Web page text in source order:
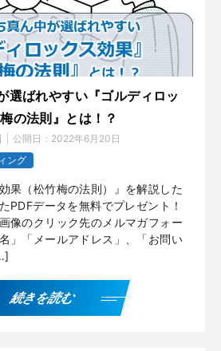
選ばれやすい『ゴルディロッ
の法則』とは！？
公開日： 2022年6月20日
ング
果（松竹梅の法則）』を解説した
PDFデータを無料でプレゼント！
像のクリック先のメルマガフォー
」「メールアドレス」、「お問い
続きを読む